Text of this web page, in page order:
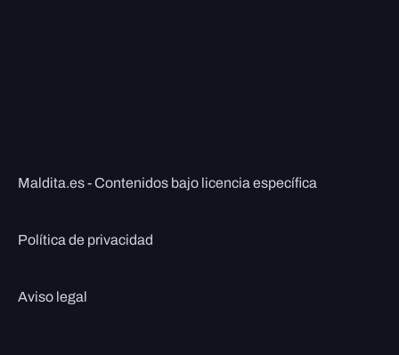
Maldita.es - Contenidos bajo licencia específica
Política de privacidad
Aviso legal